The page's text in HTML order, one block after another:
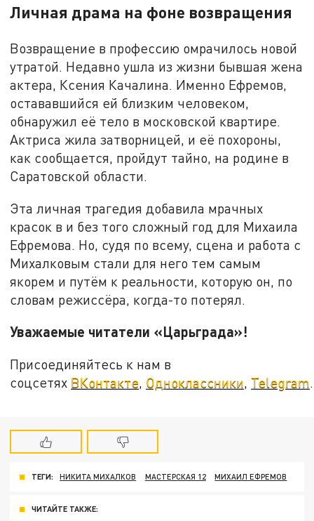
Личная драма на фоне возвращения
Возвращение в профессию омрачилось новой
утратой. Недавно ушла из жизни бывшая жена
актера, Ксения Качалина. Именно Ефремов,
остававшийся ей близким человеком,
обнаружил её тело в московской квартире.
Актриса жила затворницей, и её похороны,
как сообщается, пройдут тайно, на родине в
Саратовской области.
Эта личная трагедия добавила мрачных
красок в и без того сложный год для Михаила
Ефремова. Но, судя по всему, сцена и работа с
Михалковым стали для него тем самым
якорем и путём к реальности, которую он, по
словам режиссёра, когда-то потерял.
Уважаемые читатели «Царьграда»!
Присоединяйтесь к нам в
соцсетях ВКонтакте, Одноклассники, Telegram.
ТЕГИ: НИКИТА МИХАЛКОВ МАСТЕРСКАЯ 12 МИХАИЛ ЕФРЕМОВ
ЧИТАЙТЕ ТАКЖЕ: